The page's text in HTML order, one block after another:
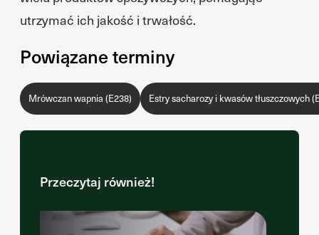
utrzymać ich jakość i trwałość.
Powiązane terminy
Mrówczan wapnia (E238) Estry sacharozy i kwasów tłuszczowych
Przeczytaj również!